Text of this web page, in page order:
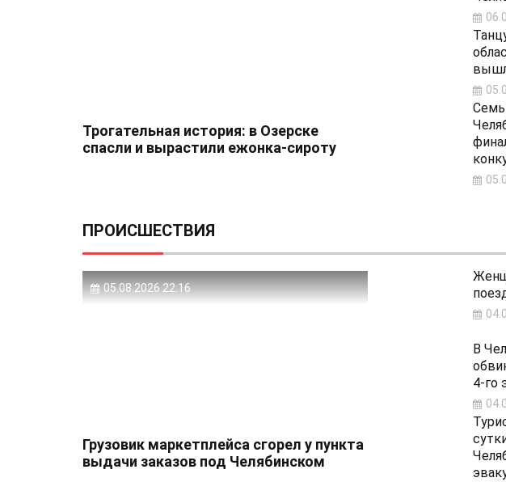
Трогательная история: в Озерске
спасли и вырастили ежонка‑сироту
ПРОИСШЕСТВИЯ
05.08.2026 22:16
Грузовик маркетплейса сгорел у пункта
выдачи заказов под Челябинском
В
4‑го